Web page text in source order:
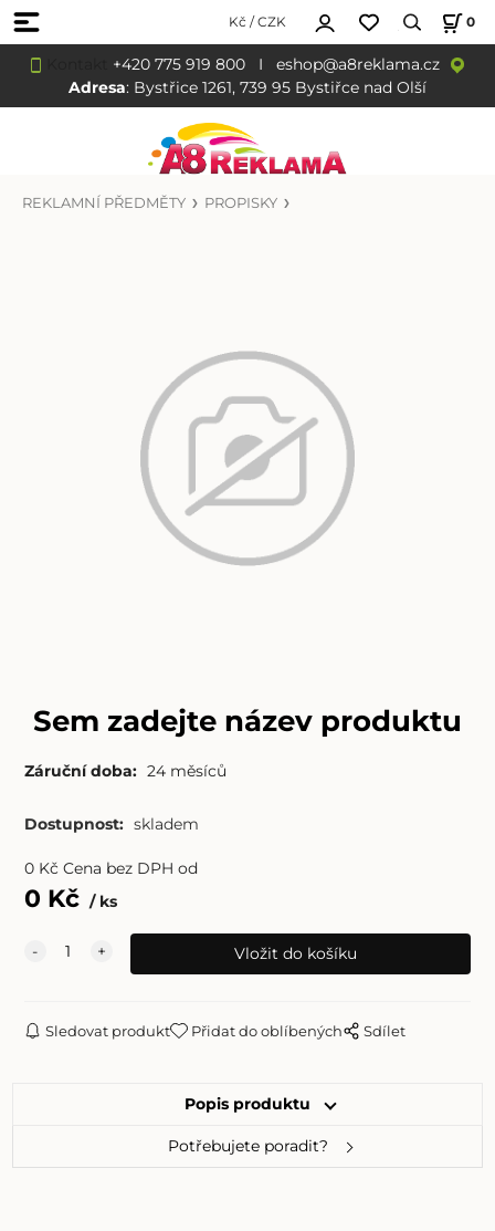
Kč / CZK 0
+420 775 919 800I
eshop@a8reklama.cz
Adresa: Bystřice 1261, 739 95 Bystiřce nad Olší
REKLAMNÍ PŘEDMĚTY PROPISKY
Sem zadejte název produktu
Záruční doba: 24 měsíců
Dostupnost: skladem
0Kč Cena bez DPH od
0 Kč ks
Sledovat produkt Přidat do oblíbených Sdílet
Popis produktu
Potřebujete poradit?